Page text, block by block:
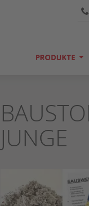
PRODUKTE
JUNGE